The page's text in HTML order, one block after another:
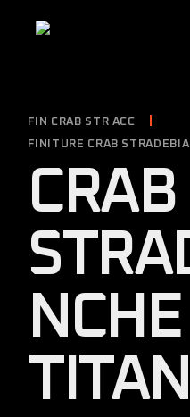
FIN CRAB STR ACC
FINITURE CRAB
CRAB
NCHE